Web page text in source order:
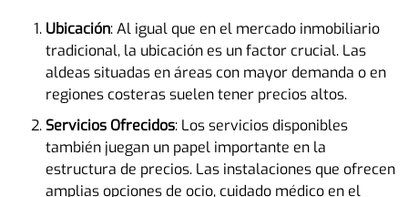
Ubicación: Al igual que en el mercado inmobiliario
tradicional, la ubicación es un factor crucial. Las
aldeas situadas en áreas con mayor demanda o en
regiones costeras suelen tener precios altos.
Servicios Ofrecidos: Los servicios disponibles
también juegan un papel importante en la
estructura de precios. Las instalaciones que ofrecen
amplias opciones de ocio, cuidado médico en el